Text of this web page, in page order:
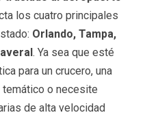
los cuatro principales
Orlando, Tampa,
. Ya sea que esté
para un crucero, una
temático o necesite
de alta velocidad